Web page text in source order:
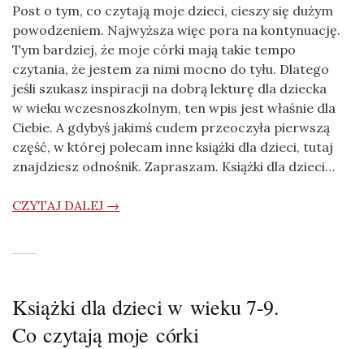
Post o tym, co czytają moje dzieci, cieszy się dużym
powodzeniem. Najwyższa więc pora na kontynuację.
Tym bardziej, że moje córki mają takie tempo
czytania, że jestem za nimi mocno do tyłu. Dlatego
jeśli szukasz inspiracji na dobrą lekturę dla dziecka
w wieku wczesnoszkolnym, ten wpis jest właśnie dla
Ciebie. A gdybyś jakimś cudem przeoczyła pierwszą
część, w której polecam inne książki dla dzieci, tutaj
znajdziesz odnośnik. Zapraszam. Książki dla dzieci…
CZYTAJ DALEJ →
Książki dla dzieci w wieku 7-9.
Co czytają moje córki